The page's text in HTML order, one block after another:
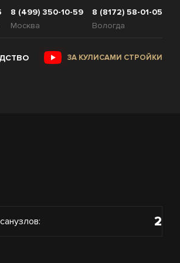
8 (499) 350-10-59
Москва
8 (8172) 58-01-05
Вологда
ЗА КУЛИСАМИ СТРОЙКИ
2